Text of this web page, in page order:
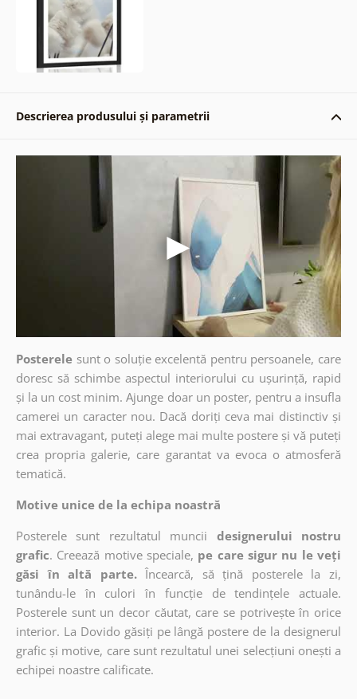
Descrierea produsului și parametrii
Posterele sunt o soluție excelentă pentru persoanele, care
doresc să schimbe aspectul interiorului cu ușurință, rapid
și la un cost minim. Ajunge doar un poster, pentru a insufla
camerei un caracter nou. Dacă doriți ceva mai distinctiv și
mai extravagant, puteți alege mai multe postere și vă puteți
crea propria galerie, care garantat va evoca o atmosferă
tematică.
Motive unice de la echipa noastră
Posterele sunt rezultatul muncii
designerului nostru
grafic. Creează motive speciale, pe care sigur nu le veți
găsi în altă parte. Încearcă, să țină posterele la zi,
tunându-le în culori în funcție de tendințele actuale.
Posterele sunt un decor căutat, care se potrivește în orice
interior. La Dovido găsiți pe lângă postere de la designerul
grafic și motive, care sunt rezultatul unei selecțiuni onești a
echipei noastre calificate.